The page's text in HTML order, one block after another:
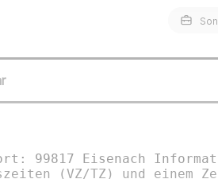
99817 Eisenach
(VZ/TZ) und einem